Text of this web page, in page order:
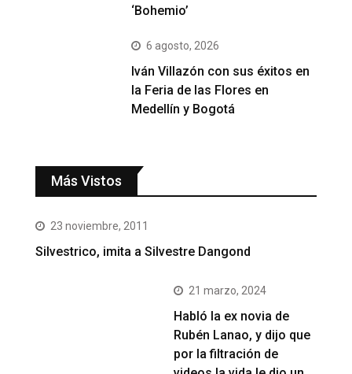
‘Bohemio’
6 agosto, 2026
Iván Villazón con sus éxitos en
la Feria de las Flores en
Medellín y Bogotá
Más Vistos
23 noviembre, 2011
Silvestrico, imita a Silvestre Dangond
21 marzo, 2024
Habló la ex novia de
Rubén Lanao, y dijo que
por la filtración de